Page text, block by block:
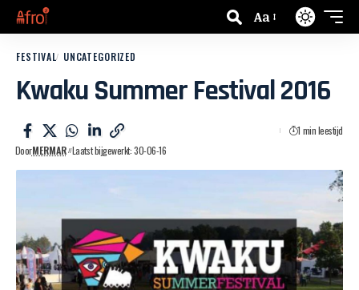
Aa
FESTIVAL UNCATEGORIZED
Kwaku Summer Festival 2016
DoorMERMAR Laatst bijgewerkt: 30-06-16
1 min leestijd